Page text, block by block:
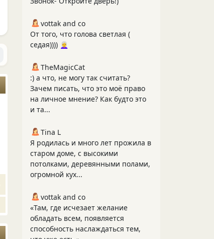
vottak and co
От того, что голова светлая (
седая)))) 👩‍🦳
TheMagicCat
:) а что, не могу так считать?
Зачем писать, что это моё право
на личное мнение? Как будто это
и та...
Tina L
Я родилась и много лет прожила в
старом доме, с высокими
потолками, деревянными полами,
огромной кух...
vottak and co
«Там, где исчезает желание
обладать всем, появляется
способность наслаждаться тем,